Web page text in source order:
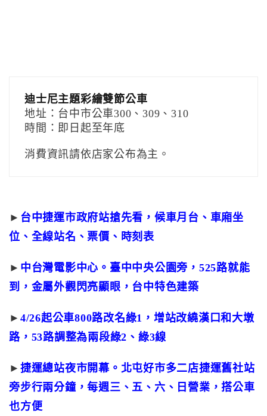
迪士尼主題彩繪雙節公車
地址：台中市公車300、309、310
時間：即日起至年底
消費資訊請依店家公布為主。
► 台中捷運市政府站搶先看，候車月台、車廂坐
位、全線站名、票價、時刻表
► 中台灣電影中心。臺中中央公園旁，525路就能
到，金屬外觀閃亮顯眼，台中特色建築
► 4/26起公車800路改名綠1，增站改繞漢口和大墩
路，53路調整為兩段綠2、綠3線
► 捷運總站夜市開幕。北屯好市多二店捷運舊社站
旁步行兩分鐘，每週三、五、六、日營業，搭公車
也方便